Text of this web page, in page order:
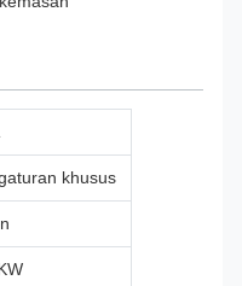
khusus